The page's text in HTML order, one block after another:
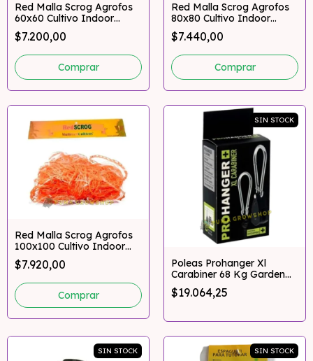
Red Malla Scrog Agrofos
60x60 Cultivo Indoor
Multired
$7.200,00
Red Malla Scrog Agrofos
80x80 Cultivo Indoor
Multired
$7.440,00
Red Malla Scrog Agrofos
100x100 Cultivo Indoor
Multired
$7.920,00
SIN STOCK
Poleas Prohanger Xl
Carabiner 68 Kg Garden
Pro Pumagrowshop
$19.064,25
SIN STOCK SIN STOCK